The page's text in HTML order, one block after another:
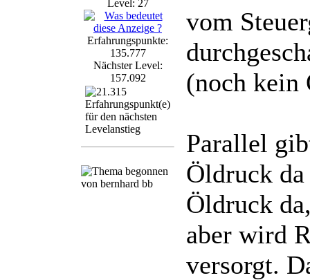
Level: 27
Erfahrungspunkte:
135.777
Nächster Level:
157.092
vom
(noch kein
Parallel
Öldruck
Öldruck
aber wird
versorgt.